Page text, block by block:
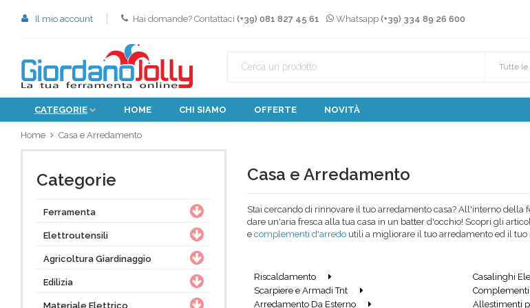
Il mio account Hai domande? Contattaci (+39) 081 827 45 61 Whatsapp (+39) 334 89 26 600
Tutte le
CATEGORIE HOME CHI SIAMO OFFERTE NOVITÀ
Home Casa e Arredamento
Casa e Arredamento
Stai cercando di rinnovare il tuo arredamento casa? All'interno
dare un'aria fresca alla tua casa in un batter d'occhio! Scopri gli
e complementi d'arredo utili a migliorare il tuo arredamento ed il
Scopri la vasta gamma di prodotti presenti all'interno di ogni
Nella sezione del sito arredamento casa online, infatti, potrai
Riscaldamento Casalinghi
Scarpiere e Armadi Tnt
Arredamento Da Esterno
Allestimenti
Categorie
Ferramenta
Elettroutensili
Agricoltura Giardinaggio
Edilizia
Materiale Elettrico